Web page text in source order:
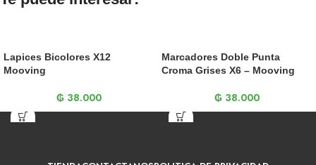
Lapices Bicolores X12
Mooving
₲ 38.000
Marcadores Doble Punta
Croma Grises X6 – Mooving
₲ 38.000